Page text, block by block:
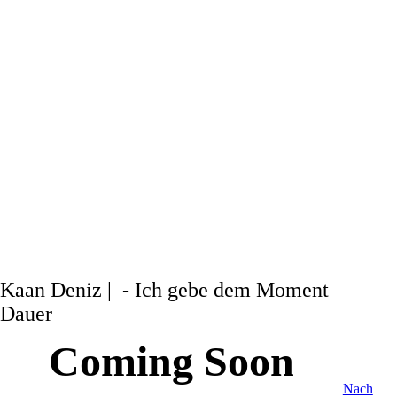
Kaan Deniz | - Ich gebe dem Moment
Dauer
Coming Soon
Nach